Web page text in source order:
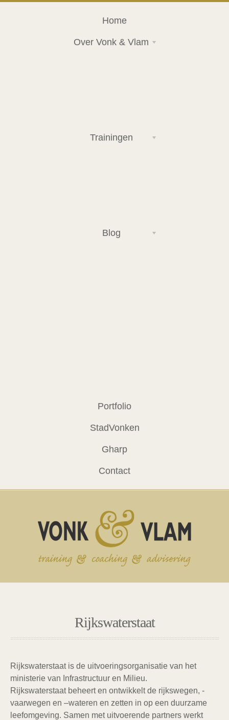
Home
Over Vonk & Vlam
Trainingen
Blog
Portfolio
StadVonken
Gharp
Contact
Rijkswaterstaat
Rijkswaterstaat is de uitvoeringsorganisatie van het
ministerie van Infrastructuur en Milieu.
Rijkswaterstaat beheert en ontwikkelt de rijkswegen, -
vaarwegen en –wateren en zetten in op een duurzame
leefomgeving. Samen met uitvoerende partners werkt